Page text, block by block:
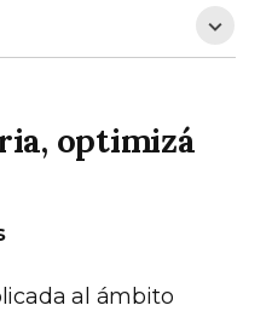
optimizá
al ámbito